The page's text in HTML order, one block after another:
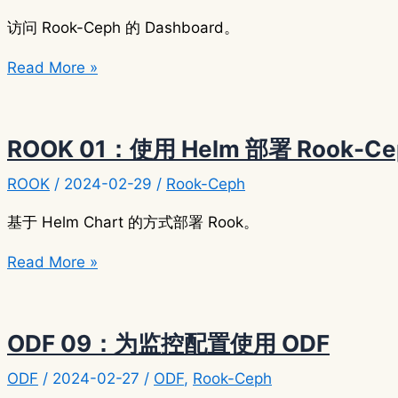
访问 Rook-Ceph 的 Dashboard。
ROOK
用
Rook
Ceph
Dashboard
Read More »
ROOK 01：使用 Helm 部署 Rook-
ROOK / 2024-02-29 / Rook-Ceph
基于 Helm Chart 的方式部署 Rook。
ROOK
用
Helm
部
Read More »
ODF 09：为监控配置使用 ODF
ODF / 2024-02-27 / ODF, Rook-Ceph